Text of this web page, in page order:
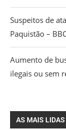
Suspeitos de
Paquistão –
Aumento de
ilegais ou sem
AS MAIS LIDAS